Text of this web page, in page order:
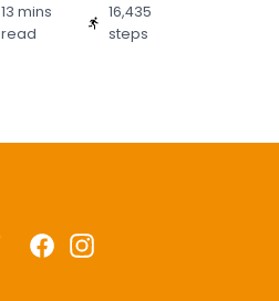
13 mins
read
16,435
steps
FacebookInstagram